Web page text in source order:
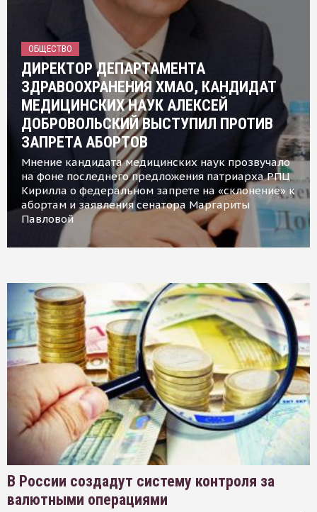
ОБЩЕСТВО
ДИРЕКТОР ДЕПАРТАМЕНТА
ЗДРАВООХРАНЕНИЯ ХМАО, КАНДИДАТ
МЕДИЦИНСКИХ НАУК АЛЕКСЕЙ
ДОБРОВОЛЬСКИЙ ВЫСТУПИЛ ПРОТИВ
ЗАПРЕТА АБОРТОВ
Мнение кандидата медицинских наук прозвучало
на фоне последнего предложения патриарха РПЦ
Кирилла о федеральном запрете на «склонение» к
абортам и заявления сенатора Маргариты
Павловой
В России создадут систему контроля за
валютными операциями